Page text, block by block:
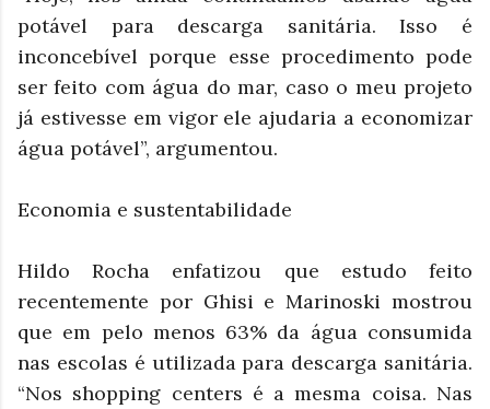
potável para descarga sanitária. Isso é
inconcebível porque esse procedimento pode
ser feito com água do mar, caso o meu projeto
já estivesse em vigor ele ajudaria a economizar
água potável”, argumentou.
Economia e sustentabilidade
Hildo Rocha enfatizou que estudo feito
recentemente por Ghisi e Marinoski mostrou
que em pelo menos 63% da água consumida
nas escolas é utilizada para descarga sanitária.
“Nos shopping centers é a mesma coisa. Nas